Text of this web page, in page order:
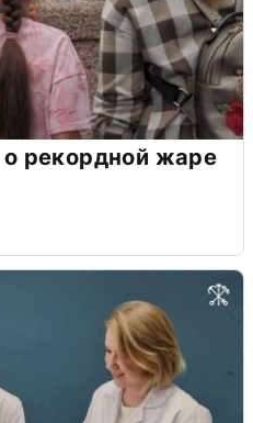
рекордной жаре